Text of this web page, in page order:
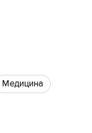
медицина